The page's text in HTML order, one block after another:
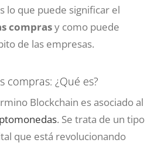
lo que puede significar el
comprasy como puede
de las empresas.
compras: ¿Qué es?
Blockchain es asociado al
. Se trata de un tipo
que está revolucionando